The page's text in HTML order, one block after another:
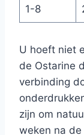
1-8
U hoeft niet
de Ostarine
verbinding
zijn om
weken na